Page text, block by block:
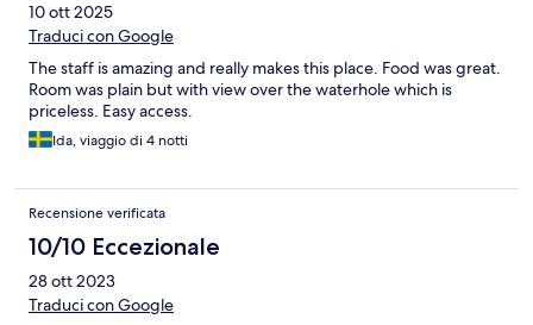
10 ott 2025
Traduci con Google
The staff is amazing and really makes this place. Food was great.
Room was plain but with view over the waterhole which is
priceless. Easy access.
Ida, viaggio di 4 notti
Recensione verificata
10/10 Eccezionale
28 ott 2023
Traduci con Google